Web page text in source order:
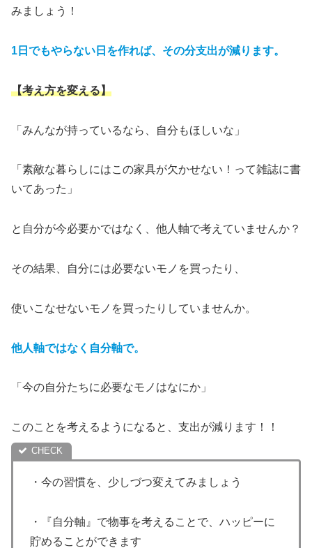
みましょう！
1日でもやらない日を作れば、その分支出が減ります。
【考え方を変える】
「みんなが持っているなら、自分もほしいな」
「素敵な暮らしにはこの家具が欠かせない！って雑誌に書
いてあった」
と自分が今必要かではなく、他人軸で考えていませんか？
その結果、自分には必要ないモノを買ったり、
使いこなせないモノを買ったりしていませんか。
他人軸ではなく自分軸で。
「今の自分たちに必要なモノはなにか」
このことを考えるようになると、支出が減ります！！
・今の習慣を、少しづつ変えてみましょう
・『自分軸』で物事を考えることで、ハッピーに
貯めることができます